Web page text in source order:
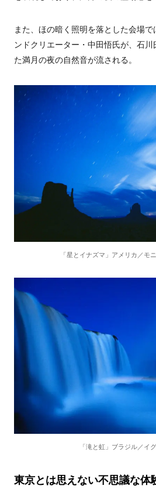
また、ほの暗く照明を落とした会場
ンドクリエーター・中田悟氏が、石
た満月の夜の自然音が流される。
「星とイナズマ」アメリカ／モ
「滝と虹」ブラジル／イ
東京とは思えない不思議な体